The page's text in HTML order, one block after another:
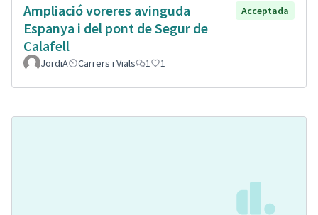
Ampliació voreres avinguda
Espanya i del pont de Segur de
Calafell
Acceptada
JordiA Carrers i Vials 1 1